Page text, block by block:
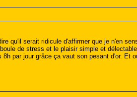
qu'il serait ridicule d'affirmer que je n'en
de stress et le plaisir simple et
par jour grâce ça vaut son pesant d'or. Et